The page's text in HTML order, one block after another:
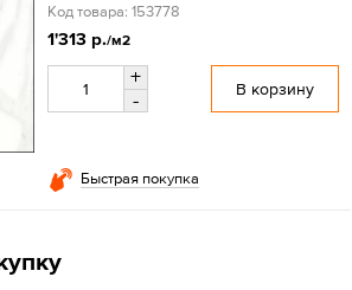
Код товара: 153778
1'313 р./м2
+
-
В корзину
Быстрая покупка